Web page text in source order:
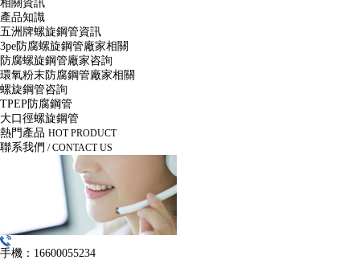
相關資訊
產品知識
五洲牌螺旋鋼管資訊
3pe防腐螺旋鋼管廠家相關
防腐螺旋鋼管廠家咨詢
環氧粉末防腐鋼管廠家相關
螺旋鋼管咨詢
TPEP防腐鋼管
大口徑螺旋鋼管
熱門產品 HOT PRODUCT
聯系我們 / CONTACT US
手機：16600055234